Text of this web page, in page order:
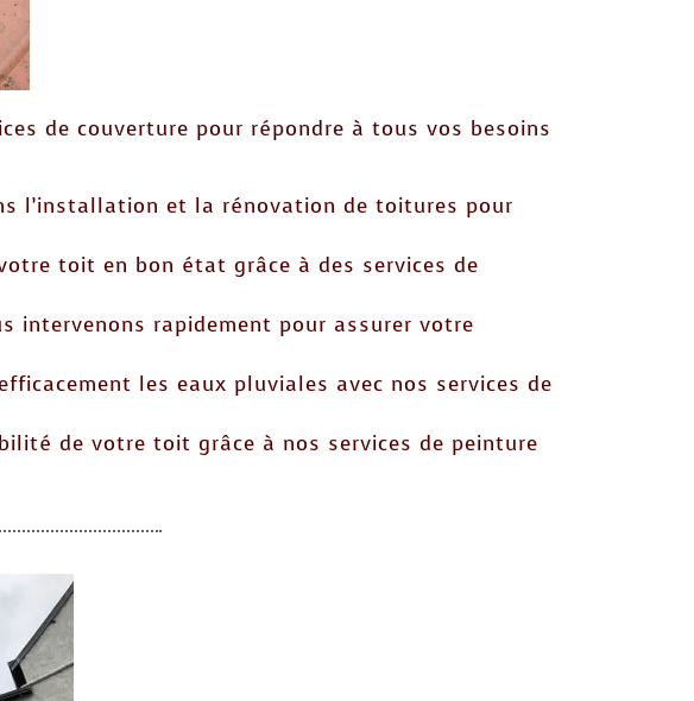
de couverture pour répondre à tous vos besoins
l’installation et la rénovation de toitures pour
toit en bon état grâce à des services de
intervenons rapidement pour assurer votre
les eaux pluviales avec nos services de
de votre toit grâce à nos services de peinture